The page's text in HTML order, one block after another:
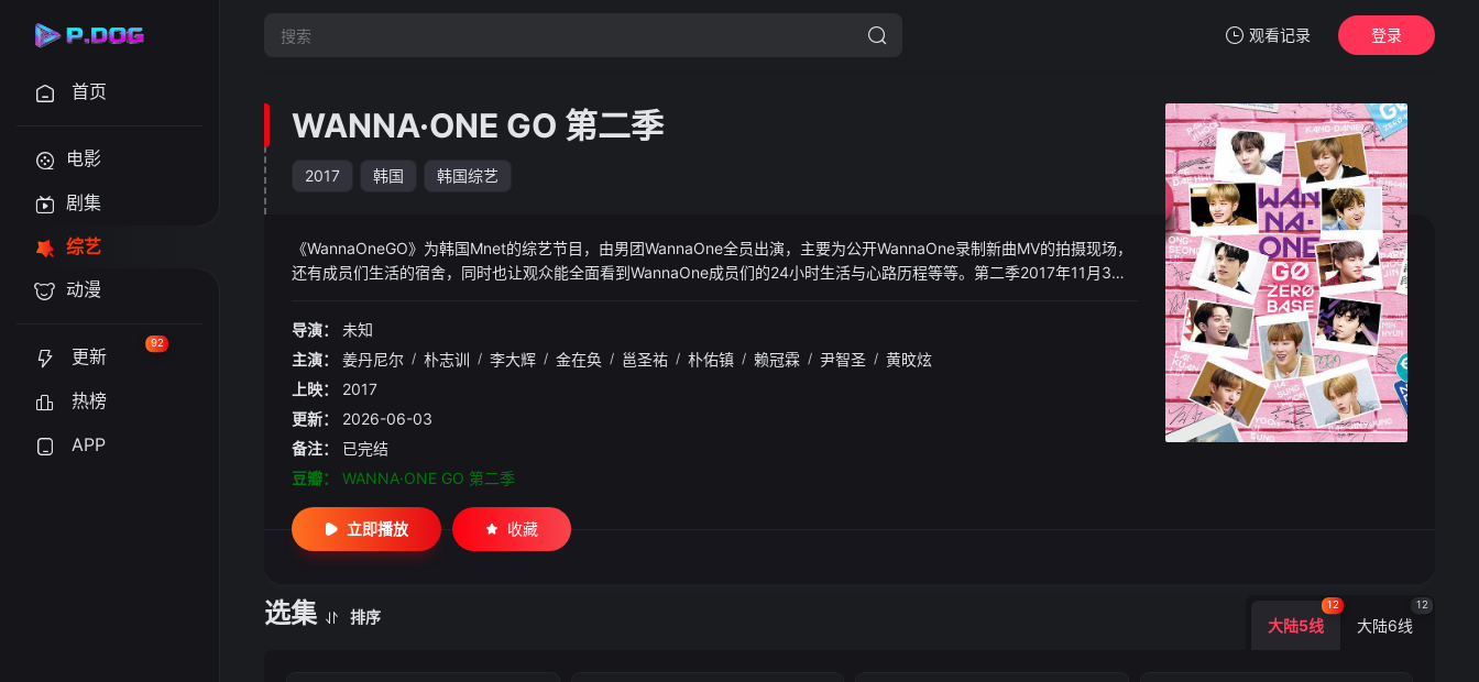
观看记录
暂无观看影片的记录
登录
首页
电影
剧集
综艺
动漫
更新
92
热榜
APP
WANNA·ONE GO 第二季
2017 韩国 韩国综艺
《WannaOneGO》为韩国Mnet的综艺节目，由男团WannaOne全员出演，主要为公开WannaOne录制新曲MV的拍摄现场，
还有成员们生活的宿舍，同时也让观众能全面看到WannaOne成员们的24小时生活与心路历程等等。第二季2017年11月3日
导演：
未知
主演：
姜丹尼尔 / 朴志训 / 李大辉 / 金在奂 / 邕圣祐 / 朴佑镇 / 赖冠霖 / 尹智圣 / 黄旼炫
上映：
2017
更新：
2026-06-03
备注：
已完结
豆瓣：
WANNA·ONE GO 第二季
立即播放 收藏
选集 排序 大陆5线
12
大陆6线
12